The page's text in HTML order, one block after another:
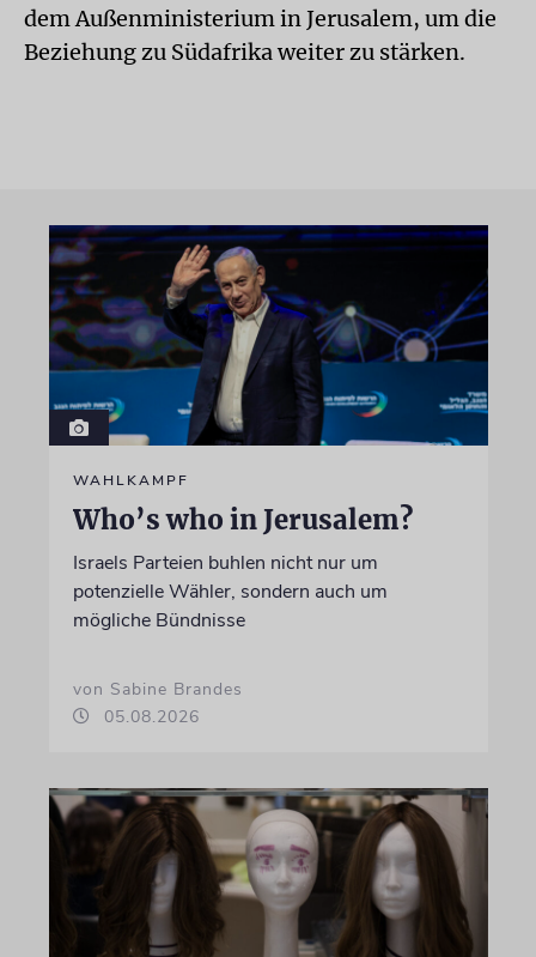
dem Außenministerium in Jerusalem, um die
Beziehung zu Südafrika weiter zu stärken.
WAHLKAMPF
Who’s who in Jerusalem?
Israels Parteien buhlen nicht nur um
potenzielle Wähler, sondern auch um
mögliche Bündnisse
von Sabine Brandes
05.08.2026